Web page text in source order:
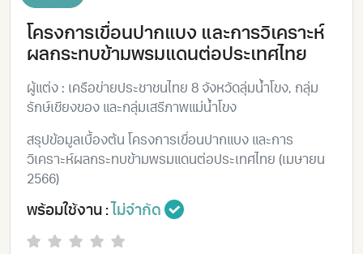
โครงการเขื่อนปากแบง และการวิเคราะห์
ผลกระทบข้ามพรมแดนต่อประเทศไทย
ผู้แต่ง : เครือข่ายประชาชนไทย 8 จังหวัดลุ่มน้ำโขง, กลุ่ม
รักษ์เชียงของ และกลุ่มเสรีภาพแม่น้ำโขง
สรุปข้อมูลเบื้องต้น โครงการเขื่อนปากแบง และการ
วิเคราะห์ผลกระทบข้ามพรมแดนต่อประเทศไทย (เมษายน
2566)
พร้อมใช้งาน : ไม่จำกัด